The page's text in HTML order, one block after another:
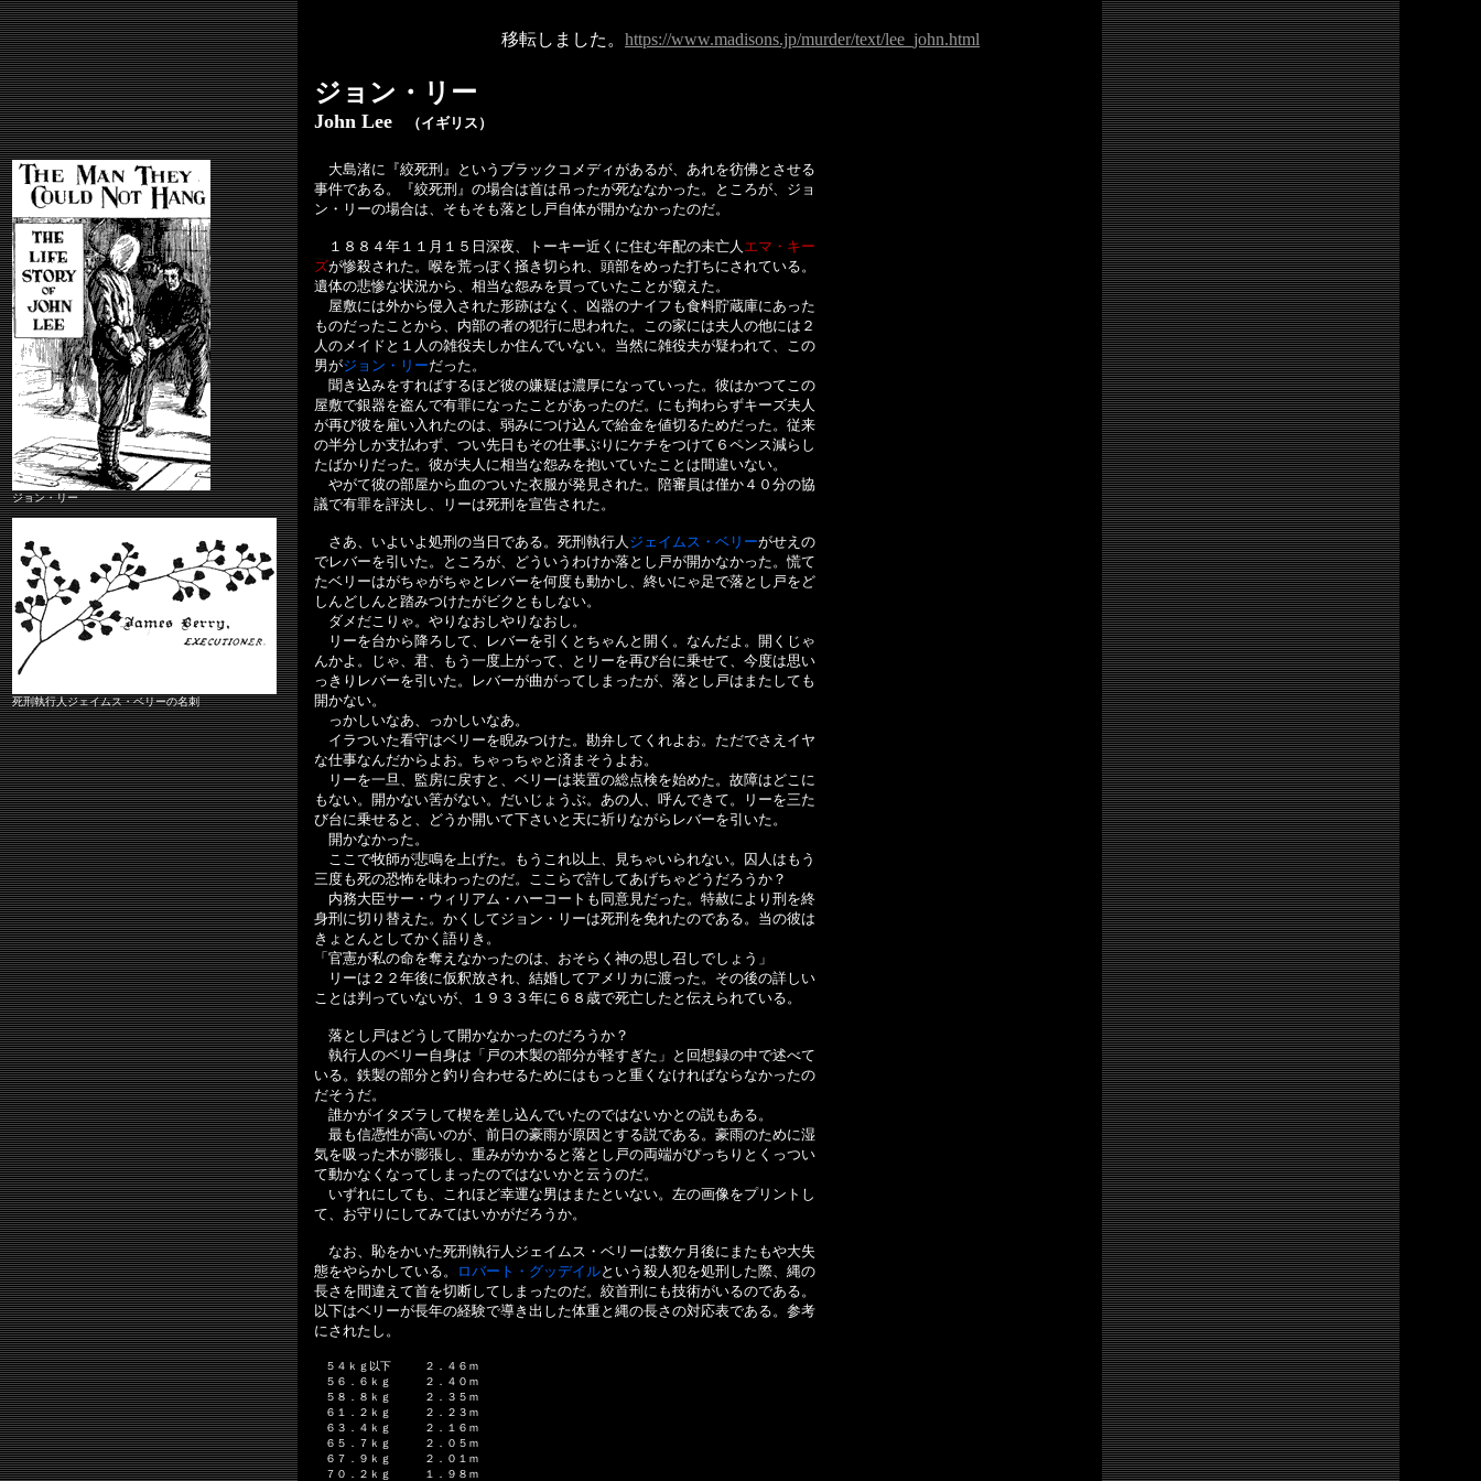
移転しました。 https://www.madisons.jp/murder/text/lee_john.html
ジョン・リー
John Lee （イギリス）
ジョン・リー
死刑執行人ジェイムス・ベリーの名刺
大島渚に『絞死刑』というブラックコメディがあるが、あれを彷佛とさせる
事件である。『絞死刑』の場合は首は吊ったが死ななかった。ところが、ジョ
ン・リーの場合は、そもそも落とし戸自体が開かなかったのだ。
１８８４年１１月１５日深夜、トーキー近くに住む年配の未亡人 エマ・キー
ズが惨殺された。喉を荒っぽく掻き切られ、頭部をめった打ちにされている。
遺体の悲惨な状況から、相当な怨みを買っていたことが窺えた。
屋敷には外から侵入された形跡はなく、凶器のナイフも食料貯蔵庫にあった
ものだったことから、内部の者の犯行に思われた。この家には夫人の他には２
人のメイドと１人の雑役夫しか住んでいない。当然に雑役夫が疑われて、この
男がジョン・リーだった。
聞き込みをすればするほど彼の嫌疑は濃厚になっていった。彼はかつてこの
屋敷で銀器を盗んで有罪になったことがあったのだ。にも拘わらずキーズ夫人
が再び彼を雇い入れたのは、弱みにつけ込んで給金を値切るためだった。従来
の半分しか支払わず、つい先日もその仕事ぶりにケチをつけて６ペンス減らし
たばかりだった。彼が夫人に相当な怨みを抱いていたことは間違いない。
やがて彼の部屋から血のついた衣服が発見された。陪審員は僅か４０分の協
議で有罪を評決し、リーは死刑を宣告された。
さあ、いよいよ処刑の当日である。死刑執行人 ジェイムス・ベリーがせえの
でレバーを引いた。ところが、どういうわけか落とし戸が開かなかった。慌て
たベリーはがちゃがちゃとレバーを何度も動かし、終いにゃ足で落とし戸をど
しんどしんと踏みつけたがビクともしない。
ダメだこりゃ。やりなおしやりなおし。
リーを台から降ろして、レバーを引くとちゃんと開く。なんだよ。開くじゃ
んかよ。じゃ、君、もう一度上がって、とリーを再び台に乗せて、今度は思い
っきりレバーを引いた。レバーが曲がってしまったが、落とし戸はまたしても
開かない。
っかしいなあ、っかしいなあ。
イラついた看守はベリーを睨みつけた。勘弁してくれよお。ただでさえイヤ
な仕事なんだからよお。ちゃっちゃと済まそうよお。
リーを一旦、監房に戻すと、ベリーは装置の総点検を始めた。故障はどこに
もない。開かない筈がない。だいじょうぶ。あの人、呼んできて。リーを三た
び台に乗せると、どうか開いて下さいと天に祈りながらレバーを引いた。
開かなかった。
ここで牧師が悲鳴を上げた。もうこれ以上、見ちゃいられない。囚人はもう
三度も死の恐怖を味わったのだ。ここらで許してあげちゃどうだろうか？
内務大臣サー・ウィリアム・ハーコートも同意見だった。特赦により刑を終
身刑に切り替えた。かくしてジョン・リーは死刑を免れたのである。当の彼は
きょとんとしてかく語りき。
「官憲が私の命を奪えなかったのは、おそらく神の思し召しでしょう」
リーは２２年後に仮釈放され、結婚してアメリカに渡った。その後の詳しい
ことは判っていないが、１９３３年に６８歳で死亡したと伝えられている。
落とし戸はどうして開かなかったのだろうか？
執行人のベリー自身は「戸の木製の部分が軽すぎた」と回想録の中で述べて
いる。鉄製の部分と釣り合わせるためにはもっと重くなければならなかったの
だそうだ。
誰かがイタズラして楔を差し込んでいたのではないかとの説もある。
最も信憑性が高いのが、前日の豪雨が原因とする説である。豪雨のために湿
気を吸った木が膨張し、重みがかかると落とし戸の両端がぴっちりとくっつい
て動かなくなってしまったのではないかと云うのだ。
いずれにしても、これほど幸運な男はまたといない。左の画像をプリントし
て、お守りにしてみてはいかがだろうか。
なお、恥をかいた死刑執行人ジェイムス・ベリーは数ケ月後にまたもや大失
態をやらかしている。
ロバート・グッデイルという殺人犯を処刑した際、縄の
長さを間違えて首を切断してしまったのだ。絞首刑にも技術がいるのである。
以下はベリーが長年の経験で導き出した体重と縄の長さの対応表である。参考
にされたし。
５４ｋｇ以下 ２．４６ｍ
５６．６ｋｇ ２．４０ｍ
５８．８ｋｇ ２．３５ｍ
６１．２ｋｇ ２．２３ｍ
６３．４ｋｇ ２．１６ｍ
６５．７ｋｇ ２．０５ｍ
６７．９ｋｇ ２．０１ｍ
７０．２ｋｇ １．９８ｍ